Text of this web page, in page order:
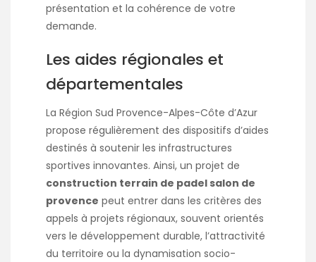
présentation et la cohérence de votre
demande.
Les aides régionales et
départementales
La Région Sud Provence-Alpes-Côte d’Azur
propose régulièrement des dispositifs d’aides
destinés à soutenir les infrastructures
sportives innovantes. Ainsi, un projet de
construction terrain de padel salon de
provence peut entrer dans les critères des
appels à projets régionaux, souvent orientés
vers le développement durable, l’attractivité
du territoire ou la dynamisation socio-